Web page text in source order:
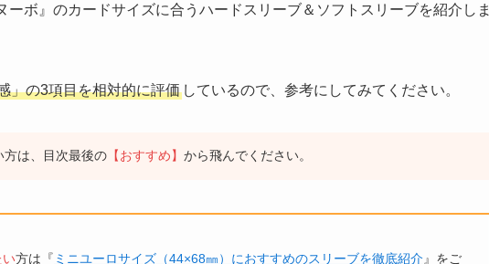
ボ』のカードサイズに合うハードスリーブ＆ソフトスリーブを紹介しま
」の3項目を相対的に評価 しているので、参考にしてみてください。
は、目次最後の 【おすすめ】から飛んでください。
い方は『 ミニユーロサイズ（44×68㎜）におすすめのスリーブを徹底紹介』をご